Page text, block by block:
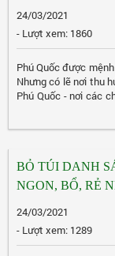
24/03/2021
- Lượt xem: 1860
Phú Quốc được
Nhưng có lẽ nơi thu
Phú Quốc - nơi các
BỎ TÚI DANH
NGON, BỔ, RẺ
24/03/2021
- Lượt xem: 1289